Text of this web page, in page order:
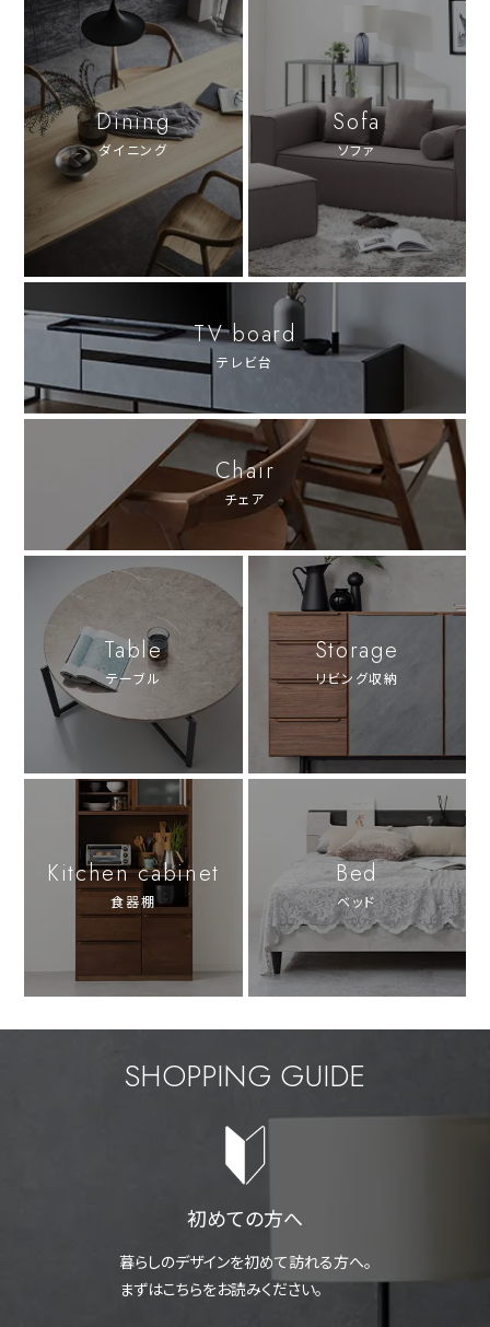
Dining
ダイニング
Sofa
ソファ
TV board
テレビ台
Chair
チェア
Table
テーブル
Storage
リビング収納
Kitchen cabinet
食器棚
Bed
ベッド
SHOPPING GUIDE
初めての方へ
暮らしのデザインを初めて訪れる方へ。
まずはこちらをお読みください。